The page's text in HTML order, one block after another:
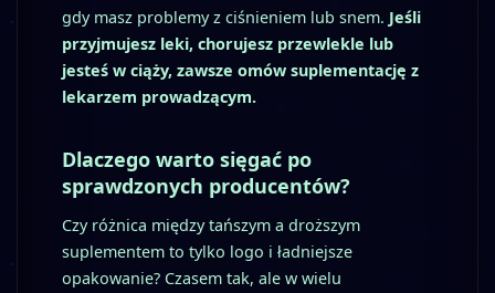
gdy masz problemy z ciśnieniem lub snem. Jeśli
przyjmujesz leki, chorujesz przewlekle lub
jesteś w ciąży, zawsze omów suplementację z
lekarzem prowadzącym.
Dlaczego warto sięgać po
sprawdzonych producentów?
Czy różnica między tańszym a droższym
suplementem to tylko logo i ładniejsze
opakowanie? Czasem tak, ale w wielu